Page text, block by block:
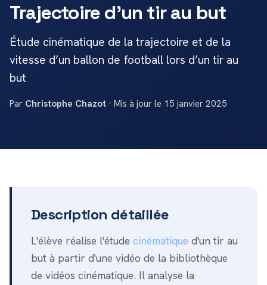
Trajectoire d'un tir au but
Étude cinématique de la trajectoire et de la
vitesse d’un ballon de football lors d’un tir au
but
Par Christophe Chazot · Mis à jour le 15 janvier 2025
Description détaillée
L'élève réalise l'étude cinématique d'un tir au
but à partir d'une vidéo de la bibliothèque
de vidéos cinématique. Il analyse la